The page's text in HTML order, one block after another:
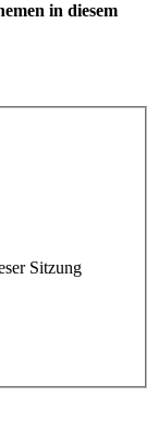
in diesem
Sitzung